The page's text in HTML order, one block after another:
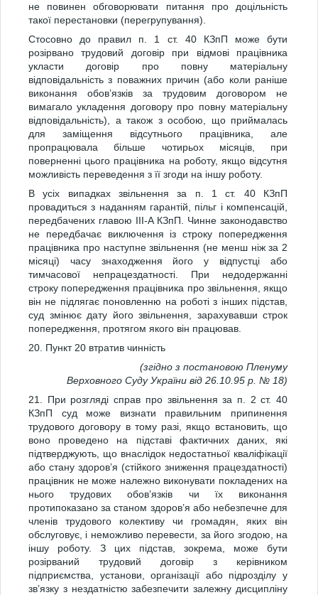
не повинен обговорювати питання про доцільність
такої перестановки (перегрупування).
Стосовно до правил п. 1 ст. 40 КЗпП може бути
розірвано трудовий договір при відмові працівника
укласти договір про повну матеріальну
відповідальність з поважних причин (або коли раніше
виконання обов’язків за трудовим договором не
вимагало укладення договору про повну матеріальну
відповідальність), а також з особою, що приймалась
для заміщення відсутнього працівника, але
пропрацювала більше чотирьох місяців, при
поверненні цього працівника на роботу, якщо відсутня
можливість переведення з її згоди на іншу роботу.
В усіх випадках звільнення за п. 1 ст. 40 КЗпП
провадиться з наданням гарантій, пільг і компенсацій,
передбачених главою III-А КЗпП. Чинне законодавство
не передбачає виключення із строку попередження
працівника про наступне звільнення (не менш ніж за 2
місяці) часу знаходження його у відпустці або
тимчасової непрацездатності. При недодержанні
строку попередження працівника про звільнення, якщо
він не підлягає поновленню на роботі з інших підстав,
суд змінює дату його звільнення, зарахувавши строк
попередження, протягом якого він працював.
20. Пункт 20 втратив чинність
(згідно з постановою Пленуму
Верховного Суду України від 26.10.95 р. № 18)
21. При розгляді справ про звільнення за п. 2 ст. 40
КЗпП суд може визнати правильним припинення
трудового договору в тому разі, якщо встановить, що
воно проведено на підставі фактичних даних, які
підтверджують, що внаслідок недостатньої кваліфікації
або стану здоров’я (стійкого зниження працездатності)
працівник не може належно виконувати покладених на
нього трудових обов’язків чи їх виконання
протипоказано за станом здоров’я або небезпечне для
членів трудового колективу чи громадян, яких він
обслуговує, і неможливо перевести, за його згодою, на
іншу роботу. З цих підстав, зокрема, може бути
розірваний трудовий договір з керівником
підприємства, установи, організації або підрозділу у
зв’язку з нездатністю забезпечити залежну дисципліну